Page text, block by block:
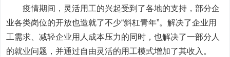
疫情期间，灵活用工的兴起受到了各地的支持，部分企
业各类岗位的开放也造就了不少“斜杠青年”。解决了企业用
工需求、减轻企业用人成本压力的同时，也解决了一部分人
的就业问题，并通过自由灵活的用工模式增加了其收入。